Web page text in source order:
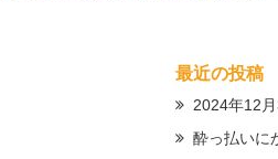
最近の投稿
2024年12
酔っ払いに